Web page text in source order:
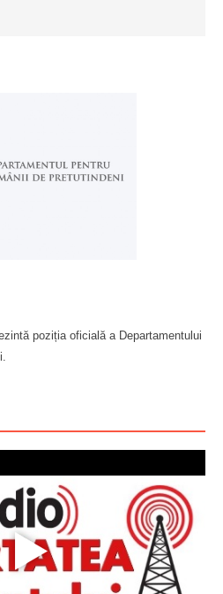
poziția oficială a Departamentului